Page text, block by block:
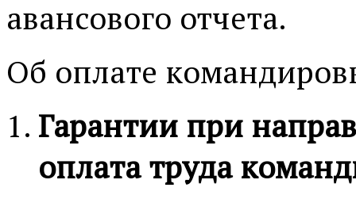
авансового отчета.
Об оплате
Гарантии при
оплата труда